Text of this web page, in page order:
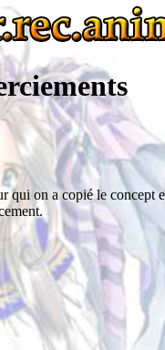
qui on a copié le